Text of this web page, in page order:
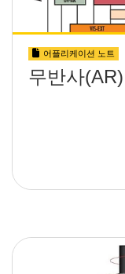
어플리케이션 노트
무반사